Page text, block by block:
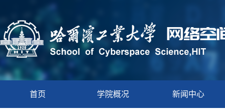
首页 学院概况 新闻中心